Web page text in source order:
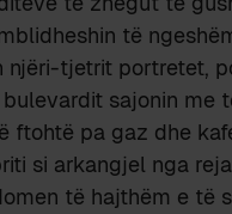
të
njëri-tjetrit portretet,
sajonin me
ftohtë pa gaz dhe
si arkangjel nga
të hajthëm e të